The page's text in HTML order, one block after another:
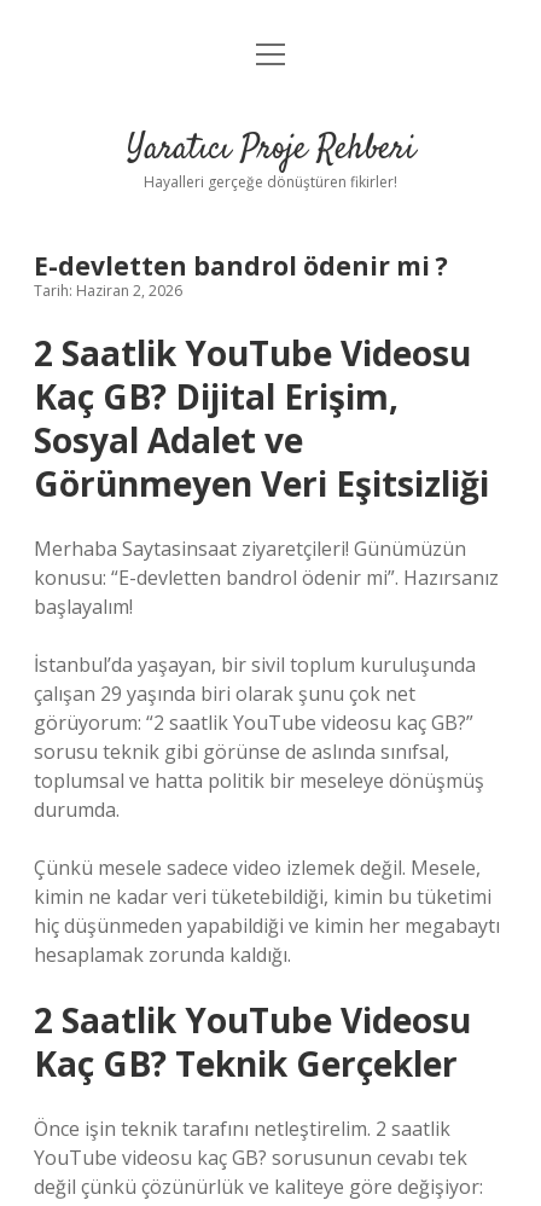
Anasayfa
Yasal Uyarı
menüyü
Yaratıcı Proje Rehberi
Hayalleri gerçeğe dönüştüren fikirler!
E-devletten bandrol ödenir mi ?
Tarih: Haziran 2, 2026
2 Saatlik YouTube Videosu
Kaç GB? Dijital Erişim,
Sosyal Adalet ve
Görünmeyen Veri Eşitsizliği
Merhaba Saytasinsaat ziyaretçileri! Günümüzün
konusu: “E-devletten bandrol ödenir mi”. Hazırsanız
başlayalım!
İstanbul’da yaşayan, bir sivil toplum kuruluşunda
çalışan 29 yaşında biri olarak şunu çok net
görüyorum: “2 saatlik YouTube videosu kaç GB?”
sorusu teknik gibi görünse de aslında sınıfsal,
toplumsal ve hatta politik bir meseleye dönüşmüş
durumda.
Çünkü mesele sadece video izlemek değil. Mesele,
kimin ne kadar veri tüketebildiği, kimin bu tüketimi
hiç düşünmeden yapabildiği ve kimin her megabaytı
hesaplamak zorunda kaldığı.
2 Saatlik YouTube Videosu
Kaç GB? Teknik Gerçekler
Önce işin teknik tarafını netleştirelim. 2 saatlik
YouTube videosu kaç GB? sorusunun cevabı tek
değil çünkü çözünürlük ve kaliteye göre değişiyor: